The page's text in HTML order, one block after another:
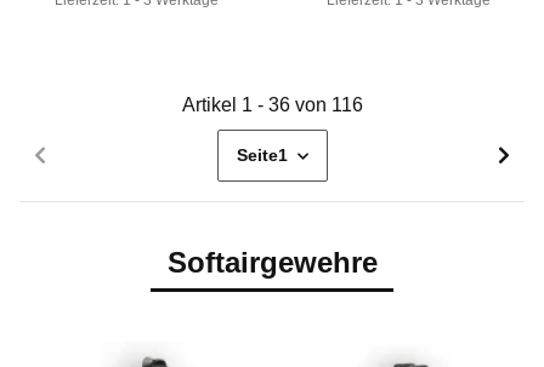
Artikel 1 - 36 von 116
Seite1
Softairgewehre